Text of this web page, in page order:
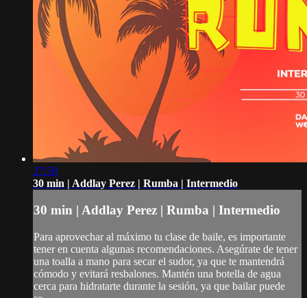
27:58
30 min | Addlay Perez | Rumba | Intermedio
30 min | Addlay Perez | Rumba | Intermedio
Para aprovechar al máximo tu clase de baile, es importante
tener en cuenta algunas recomendaciones. Asegúrate de tener
una toalla a mano para secar el sudor, ya que te mantendrá
cómodo y evitará resbalones. Mantén una botella de agua
cerca para hidratarte durante la sesión, ya que bailar puede